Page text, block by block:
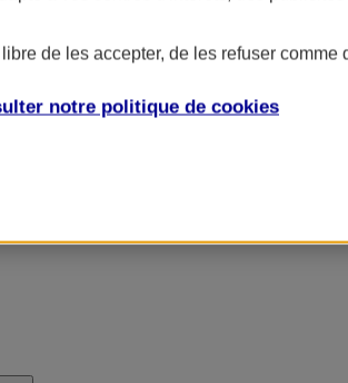
de les accepter, de les refuser
notre politique de cookies